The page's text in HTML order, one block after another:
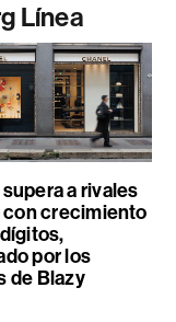
Línea
a rivales
con crecimiento
por los
de Blazy